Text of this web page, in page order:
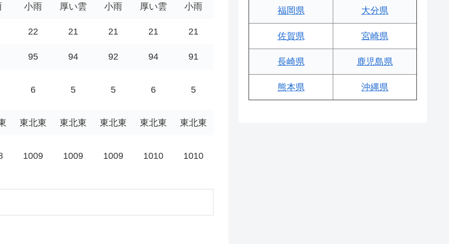
小雨 厚い雲 小雨 厚い雲 小雨
22 21 21 21 21
95 94 92 94 91
6 5 5 6 5
東北東 東北東 東北東 東北東 東北東
1009 1009 1009 1010 1010
福岡県 大分県
佐賀県 宮崎県
長崎県 鹿児島県
熊本県 沖縄県